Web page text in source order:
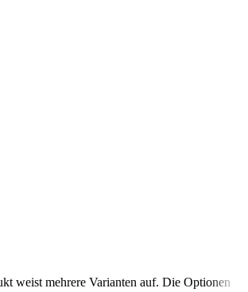
weist mehrere Varianten auf. Die Optionen